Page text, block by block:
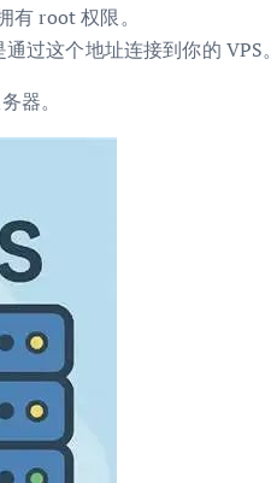
root 权限。
过这个地址连接到你的 VPS。
器。